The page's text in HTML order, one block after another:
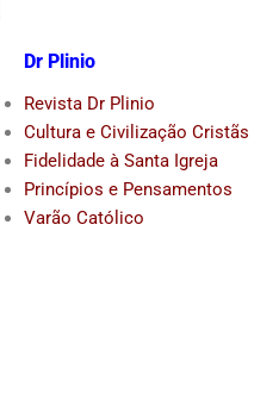
Dr Plinio
Revista Dr Plinio
Cultura e Civilização Cristãs
Fidelidade à Santa Igreja
Princípios e Pensamentos
Varão Católico